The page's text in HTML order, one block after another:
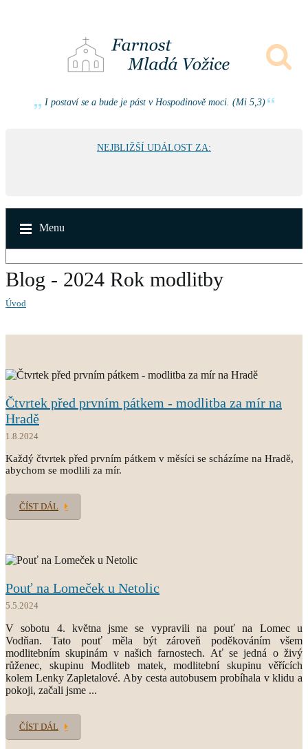
I postaví se a bude je pást v Hospodinově moci. (Mi 5,3)
NEJBLIŽŠÍ UDÁLOST ZA:
Menu
Blog - 2024 Rok modlitby
Úvod
Čtvrtek před prvním pátkem - modlitba za mír na
Hradě
1.8.2024
Každý čtvrtek před prvním pátkem v měsíci se scházíme na Hradě,
abychom se modlili za mír.
ČÍST DÁL
Pouť na Lomeček u Netolic
5.5.2024
V sobotu 4. května jsme se vypravili na pouť na Lomec u
Vodňan. Tato pouť měla být zároveň poděkováním všem
modlitebním skupinám v našich farnostech. Ať se jedná o živý
růženec, skupinu Modliteb matek, modlitební skupinu věřících
kolem Lenky Zapletalové. Aby cesta autobusem probíhala v klidu a
pokoji, začali jsme ...
ČÍST DÁL